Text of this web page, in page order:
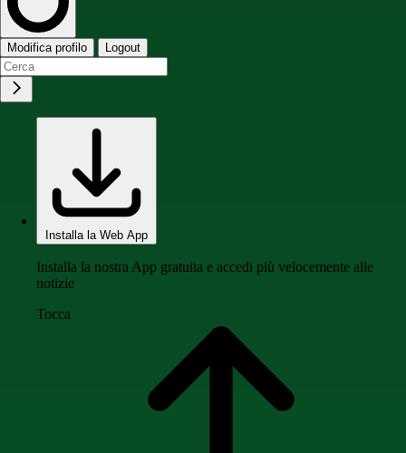
Modifica profilo Logout
Installa la Web App
Installa la nostra App gratuita e accedi più velocemente alle
notizie
Tocca